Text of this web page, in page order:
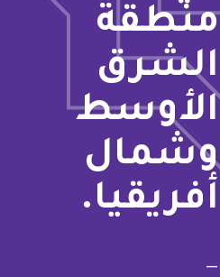
منطقة
الشرق
الأوسط
وشمال
أفريقيا.
—